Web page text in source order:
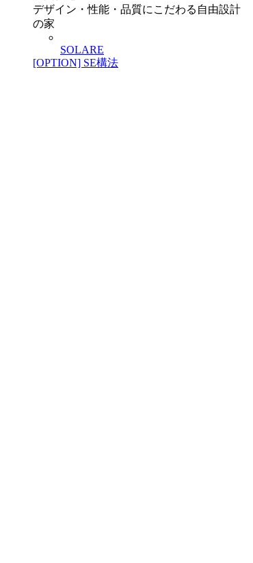
デザイン・性能・品質にこだわる自由設計
の家
SOLARE
[OPTION] SE構法